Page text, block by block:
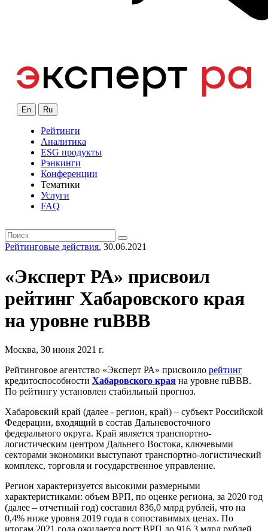
En Ru
Рейтинги
Аналитика
ESG продукты
Рэнкинги
Конференции
Тематики
Услуги
FAQ
Рейтинговые действия, 30.06.2021
«Эксперт РА» присвоил
рейтинг Хабаровского края
на уровне ruВВВ
Москва, 30 июня 2021 г.
Рейтинговое агентство «Эксперт РА» присвоило рейтинг
кредитоспособности Хабаровского края на уровне ruВВВ.
По рейтингу установлен стабильный прогноз.
Хабаровский край (далее - регион, край) – субъект Российской
Федерации, входящий в состав Дальневосточного
федерального округа. Край является транспортно-
логистическим центром Дальнего Востока, ключевыми
секторами экономики выступают транспортно-логистический
комплекс, торговля и государственное управление.
Регион характеризуется высокими размерными
характеристиками: объем ВРП, по оценке региона, за 2020 год
(далее – отчетный год) составил 836,0 млрд рублей, что на
0,4% ниже уровня 2019 года в сопоставимых ценах. По